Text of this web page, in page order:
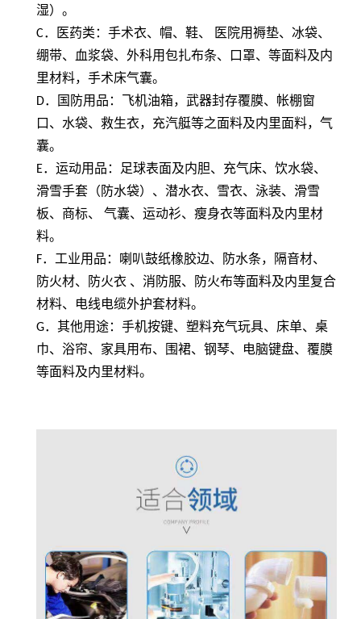
湿）。
C．医药类：手术衣、帽、鞋、 医院用褥垫、冰袋、
绷带、血浆袋、外科用包扎布条、口罩、等面料及内
里材料，手术床气囊。
D．国防用品：飞机油箱，武器封存覆膜、帐棚窗
口、水袋、救生衣，充汽艇等之面料及内里面料，气
囊。
E．运动用品：足球表面及内胆、充气床、饮水袋、
滑雪手套（防水袋）、潜水衣、雪衣、泳装、滑雪
板、商标、 气囊、运动衫、瘦身衣等面料及内里材
料。
F．工业用品：喇叭鼓纸橡胶边、防水条，隔音材、
防火材、防火衣 、消防服、防火布等面料及内里复合
材料、电线电缆外护套材料。
G．其他用途：手机按键、塑料充气玩具、床单、桌
巾、浴帘、家具用布、围裙、钢琴、电脑键盘、覆膜
等面料及内里材料。